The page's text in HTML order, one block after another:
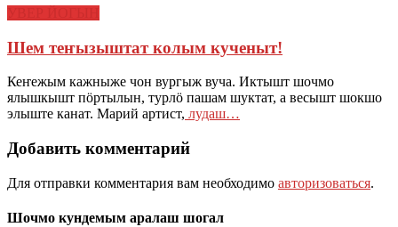
Шем теҥызыштат колым кученыт!
Кеҥежым кажныже чон вургыж вуча. Иктышт шочмо
ялышкышт пӧртылын, турлӧ пашам шуктат, а весышт шокшо
элыште канат. Марий артист, лудаш…
Добавить комментарий
Для отправки комментария вам необходимо авторизоваться.
Шочмо кундемым аралаш шогал